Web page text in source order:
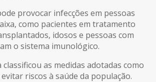
provocar infecções em pessoas
como pacientes em tratamento
idosos e pessoas com
o sistema imunológico.
classificou as medidas adotadas como
riscos à saúde da população.